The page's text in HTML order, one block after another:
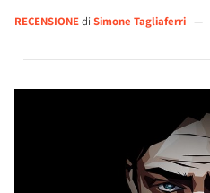
RECENSIONEdi Simone Tagliaferri —